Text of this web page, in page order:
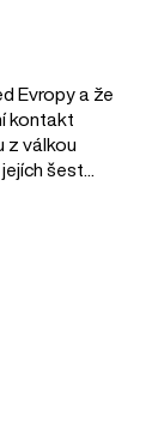
Evropy a že
kontakt
z válkou
šest...